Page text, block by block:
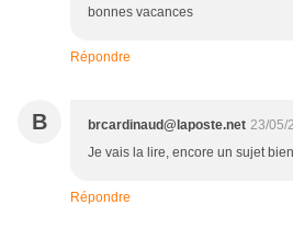
bonnes vacances
Répondre
B brcardinaud@laposte.net 23/05/
Je vais la lire, encore un sujet
Répondre